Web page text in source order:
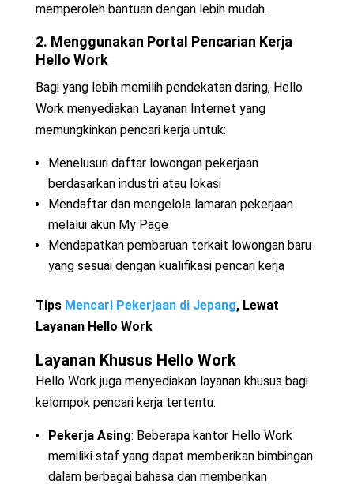
memperoleh bantuan dengan lebih mudah.
2. Menggunakan Portal Pencarian Kerja
Hello Work
Bagi yang lebih memilih pendekatan daring, Hello
Work menyediakan Layanan Internet yang
memungkinkan pencari kerja untuk:
Menelusuri daftar lowongan pekerjaan
berdasarkan industri atau lokasi
Mendaftar dan mengelola lamaran pekerjaan
melalui akun My Page
Mendapatkan pembaruan terkait lowongan baru
yang sesuai dengan kualifikasi pencari kerja
Tips Mencari Pekerjaan di Jepang, Lewat
Layanan Hello Work
Layanan Khusus Hello Work
Hello Work juga menyediakan layanan khusus bagi
kelompok pencari kerja tertentu:
Pekerja Asing: Beberapa kantor Hello Work
memiliki staf yang dapat memberikan bimbingan
dalam berbagai bahasa dan memberikan